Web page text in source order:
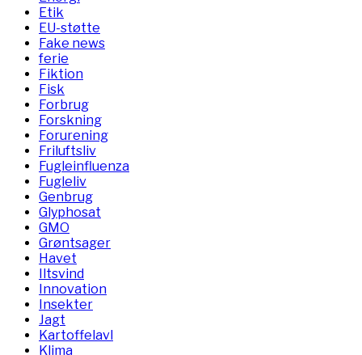
Etik
EU-støtte
Fake news
ferie
Fiktion
Fisk
Forbrug
Forskning
Forurening
Friluftsliv
Fugleinfluenza
Fugleliv
Genbrug
Glyphosat
GMO
Grøntsager
Havet
Iltsvind
Innovation
Insekter
Jagt
Kartoffelavl
Klima